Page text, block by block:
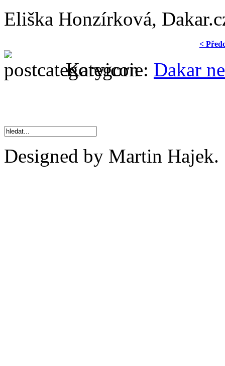
Eliška Honzírková,
<
Kategorie: Dakar
Designed by Martin Hajek.